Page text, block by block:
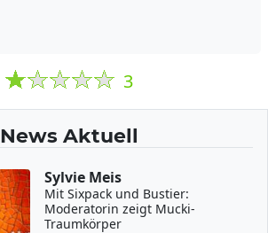
3
News Aktuell
Sylvie Meis
Mit Sixpack und Bustier:
Moderatorin zeigt Mucki-
Traumkörper